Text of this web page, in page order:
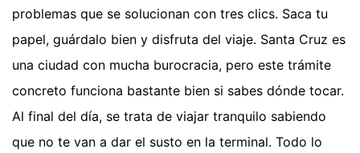
problemas que se solucionan con tres clics. Saca tu
papel, guárdalo bien y disfruta del viaje. Santa Cruz es
una ciudad con mucha burocracia, pero este trámite
concreto funciona bastante bien si sabes dónde tocar.
Al final del día, se trata de viajar tranquilo sabiendo
que no te van a dar el susto en la terminal. Todo lo